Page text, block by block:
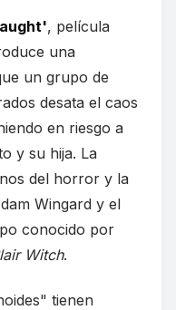
, película
una
un grupo de
desata el caos
en riesgo a
y su hija. La
del horror y la
Wingard y el
conocido por
Witch.
tienen